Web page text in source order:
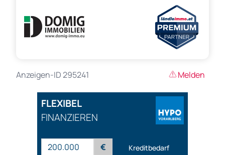
Anzeigen-ID 295241 Melden
FLEXIBEL
FINANZIEREN
€ Kreditbedarf